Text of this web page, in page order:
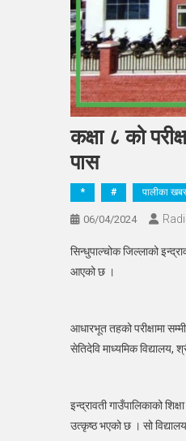
कक्षा ८ को
पास
* # पालीका खबर
06/04/2024
सिन्धुपाल्चोक जिल्लाको
आएको छ ।
आधारभूत तहको परीक्षामा
सेतिदेवि माध्यमिक विद्यालय,
इन्द्रावती गाउँपालिकाको
उत्कृष्ठ भएको छ । सो